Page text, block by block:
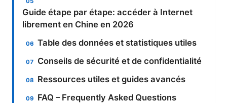
Guide étape par étape: accéder à Internet
librement en Chine en 2026
Table des données et statistiques utiles
Conseils de sécurité et de confidentialité
Ressources utiles et guides avancés
FAQ – Frequently Asked Questions